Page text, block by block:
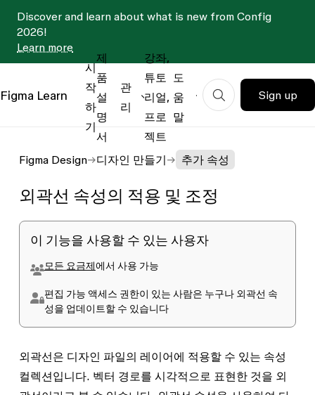
Discover and learn about what is new from Config
2026!
Learn more
Figma Learn
시
작
하
기
제
품
설
명
서
관
리
강좌,
튜토
리얼,
프로
젝트
도
움
말
Sign up
Figma Design 디자인 만들기 추가 속성
외곽선 속성의 적용 및 조정
이 기능을 사용할 수 있는 사용자
모든 요금제에서 사용 가능
편집 가능 액세스 권한이 있는 사람은 누구나 외곽선 속
성을 업데이트할 수 있습니다
외곽선은 디자인 파일의 레이어에 적용할 수 있는 속성
컬렉션입니다. 벡터 경로를 시각적으로 표현한 것을 외